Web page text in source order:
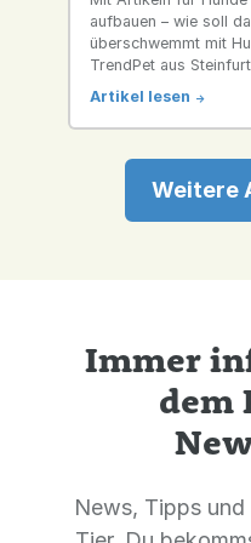
aufbauen – wie soll
überschwemmt mit
TrendPet aus
gegen die großen
Artikel lesen ->
Weitere
Immer
dem
News, Tipps